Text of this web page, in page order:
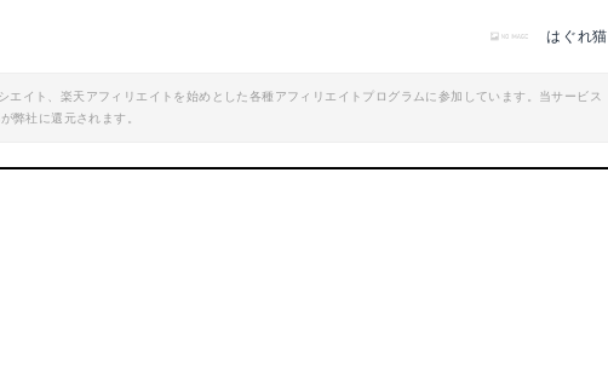
はぐれ猫
イト、楽天アフィリエイトを始めとした各種アフィリエイトプログラムに参加しています。当サービス
弊社に還元されます。